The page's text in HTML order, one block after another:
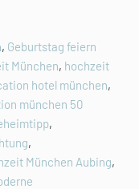
, Geburtstag feiern
München, hochzeit
hotel münchen,
münchen 50
,
,
München Aubing,